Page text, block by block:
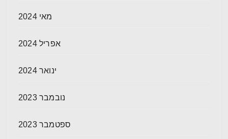
מאי 2024
אפריל 2024
ינואר 2024
נובמבר 2023
ספטמבר 2023